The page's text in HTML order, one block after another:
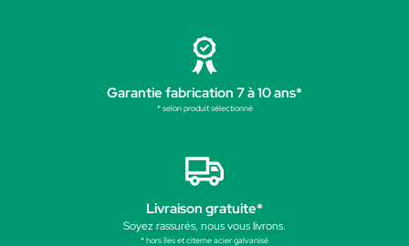
Garantie fabrication 7 à 10 ans*
* selon produit sélectionné
Livraison gratuite*
Soyez rassurés, nous vous livrons.
* hors îles et citerne acier galvanisé